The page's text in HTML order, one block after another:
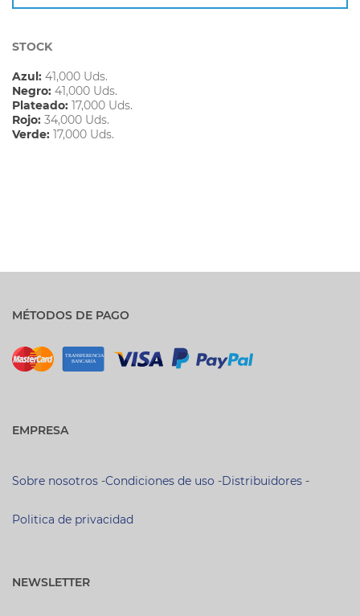
STOCK
Azul: 41,000 Uds.
Negro: 41,000 Uds.
Plateado: 17,000 Uds.
Rojo: 34,000 Uds.
Verde: 17,000 Uds.
MÉTODOS DE PAGO
EMPRESA
Sobre nosotros -Condiciones de uso -Distribuidores -
Politica de privacidad
NEWSLETTER